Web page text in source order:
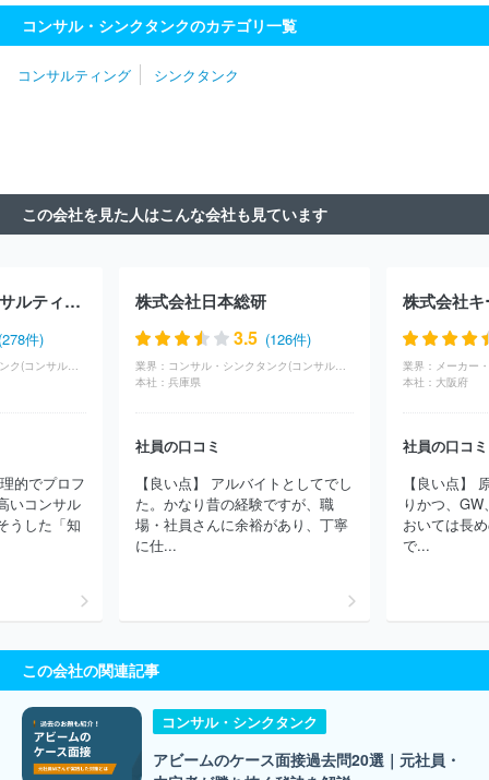
マツ
株式会社マネジメントソリューションズ
ＷＤＢエウレカ株
式会社
株式会社リブ・コンサルティング
ストホールディングス株式会社
サルタント
株式会社武蔵野 株式会社ＣＳ－Ｃ
株式会社ローラ
ンド・ベルガー
株式会社ロックフィールド
式会社ダイレクトマーケティンググループ
株式会社ＩＧＰＩグルー
ググループ株式会社
ＳＢＣメディカルグループ株式会社
株式会
社スタイル・エッジ
株式会社リオ・ホールディングス
株式会社
ターテイメント
株式会社カトープレジャーグループ
株式会社久
コンサル・シンクタンクのカテゴリ一覧
コンサルティング シンクタンク
この会社を見た人はこんな会社も見ています
株式会社日立コンサルティング
件)
コンサル・シンクタンク(コンサルティング)
的でプロフ
いコンサル
うした「知
株式会社日本総研
3.5 (126件)
業界：
コンサル・シンクタンク(コンサルティング)
本社： 兵庫県
社員の口コミ
【良い点】 アルバイトとしてでし
た。かなり昔の経験ですが、職
場・社員さんに余裕があり、丁寧
に仕...
株式会社
業界：
本社： 大阪府
社員の口コミ
【良い点】
りかつ、
おいては長
で...
この会社の関連記事
コンサル・シンクタンク
アビームのケース面接過去問20選｜元社員・